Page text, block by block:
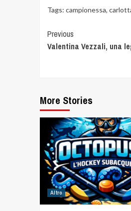
Tags: campionessa,
Previous
Valentina Vezzali, una
More Stories
Altro